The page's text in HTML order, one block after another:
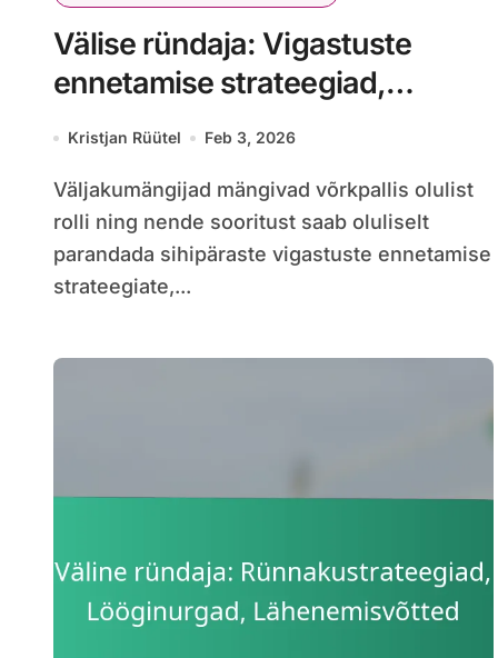
Välise ründaja: Vigastuste
ennetamise strateegiad,
Füüsiline ettevalmistus ja
Kristjan Rüütel Feb 3, 2026
Väljakumängijad mängivad võrkpallis olulist
rolli ning nende sooritust saab oluliselt
parandada sihipäraste vigastuste ennetamise
strateegiate,...